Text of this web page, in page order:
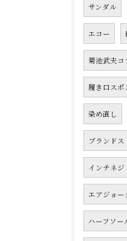
サンダル
エコー
菊池武夫コ
履き口スポ
染め直し
ブランドス
インチネジ
エアジョー
ハーフソー